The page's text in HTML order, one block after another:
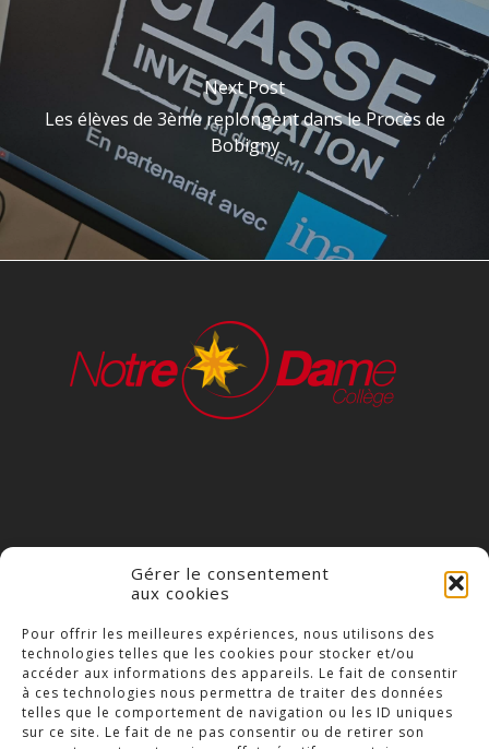
Gérer le consentement
aux cookies
Pour offrir les meilleures expériences, nous utilisons des
technologies telles que les cookies pour stocker et/ou
accéder aux informations des appareils. Le fait de consentir
à ces technologies nous permettra de traiter des données
telles que le comportement de navigation ou les ID uniques
sur ce site. Le fait de ne pas consentir ou de retirer son
Next Post
Les élèves de 3ème replongent dans le Procès de
Bobigny
COLLÈGE NOTRE DAME
23 Place Saint-Jean,
79300 Bressuire
Téléphone : 05 49 74 46 20